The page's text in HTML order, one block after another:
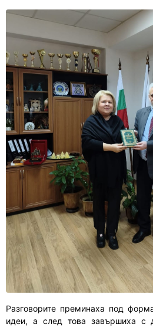
Разговорите преминаха под
идеи, а след това завършиха с